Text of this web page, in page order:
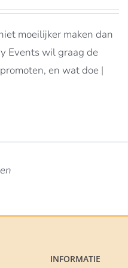
moeilijker maken dan
Events wil graag de
en wat doe |